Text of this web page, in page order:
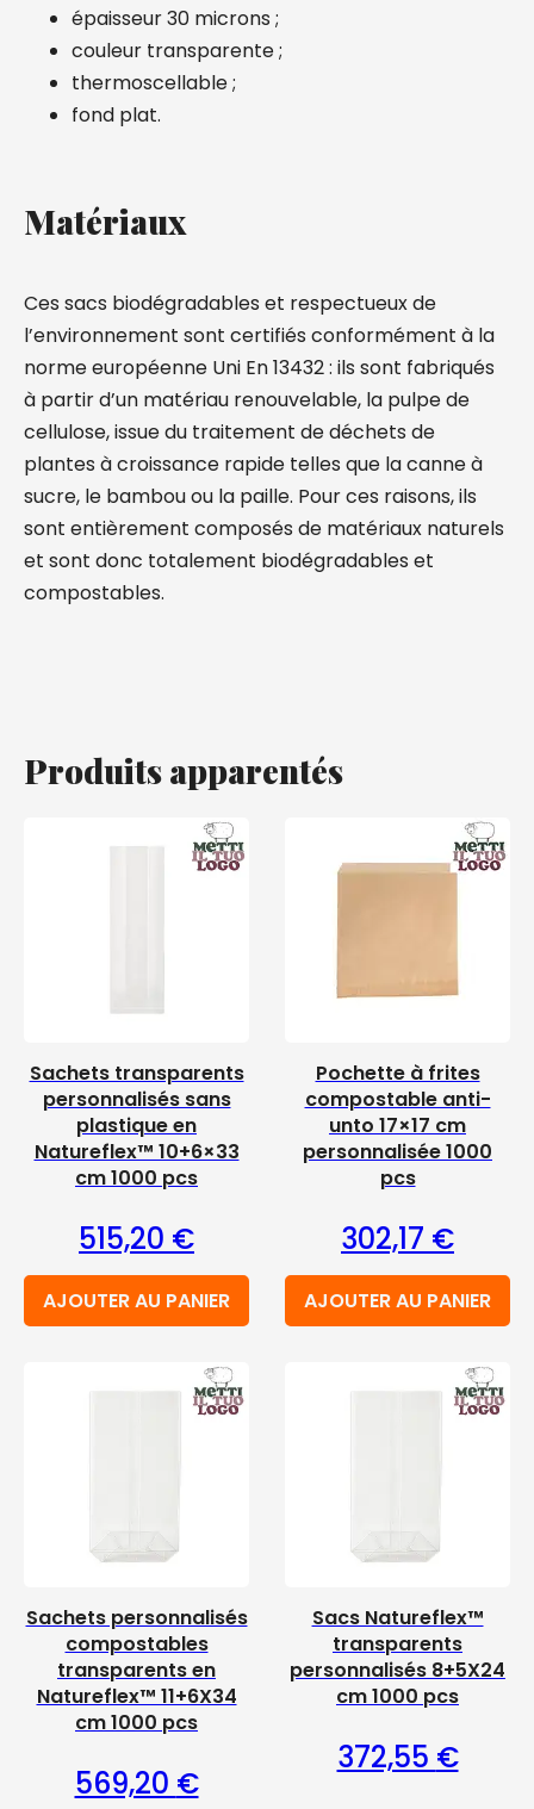
épaisseur 30 microns ;
couleur transparente ;
thermoscellable ;
fond plat.
Matériaux
Ces sacs biodégradables et respectueux de
l’environnement sont certifiés conformément à la
norme européenne Uni En 13432 : ils sont fabriqués
à partir d’un matériau renouvelable, la pulpe de
cellulose, issue du traitement de déchets de
plantes à croissance rapide telles que la canne à
sucre, le bambou ou la paille. Pour ces raisons, ils
sont entièrement composés de matériaux naturels
et sont donc totalement biodégradables et
compostables.
Produits apparentés
Sachets transparents
personnalisés sans
plastique en
Natureflex™ 10+6×33
cm 1000 pcs
515,20 €
AJOUTER AU PANIER
Pochette à frites
compostable anti-
unto 17×17 cm
personnalisée 1000
pcs
302,17 €
AJOUTER AU PANIER
Sachets personnalisés
compostables
transparents en
Natureflex™ 11+6X34
cm 1000 pcs
569,20 €
Sacs Natureflex™
transparents
personnalisés 8+5X24
cm 1000 pcs
372,55 €